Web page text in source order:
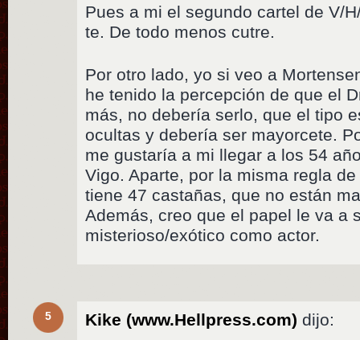
Pues a mi el segundo cartel de V/
te. De todo menos cutre.
Por otro lado, yo si veo a
he tenido la percepción de que el
más, no debería serlo, que el tipo
ocultas y debería ser mayorcete.
me gustaría a mi llegar a los 54
Vigo. Aparte, por la misma regla
tiene 47 castañas, que no están
Además, creo que el papel le va a
misterioso/exótico como actor.
5 Kike (www.Hellpress.com) dijo: